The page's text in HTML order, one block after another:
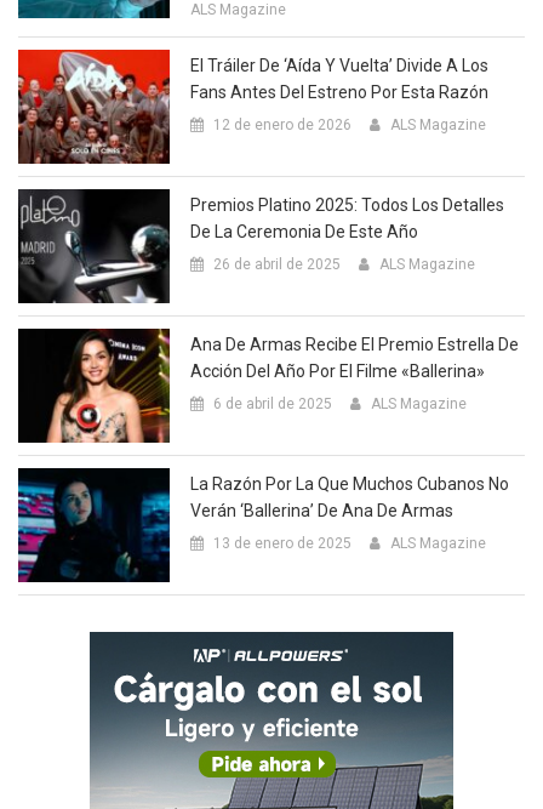
ALS Magazine
El Tráiler De ‘Aída Y Vuelta’ Divide A Los
Fans Antes Del Estreno Por Esta Razón
12 de enero de 2026 ALS Magazine
Premios Platino 2025: Todos Los Detalles
De La Ceremonia De Este Año
26 de abril de 2025 ALS Magazine
Ana De Armas Recibe El Premio Estrella De
Acción Del Año Por El Filme «Ballerina»
6 de abril de 2025 ALS Magazine
La Razón Por La Que Muchos Cubanos No
Verán ‘Ballerina’ De Ana De Armas
13 de enero de 2025 ALS Magazine